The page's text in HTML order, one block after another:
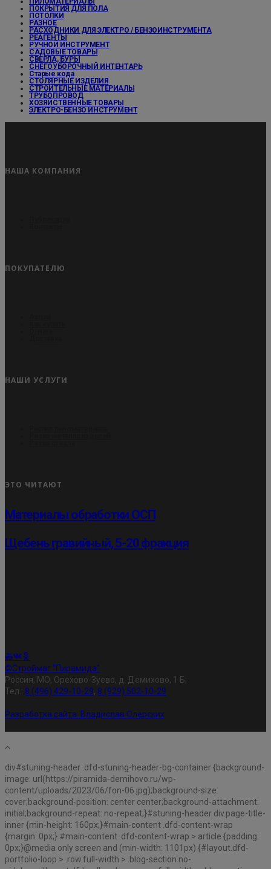
ПОКРЫТИЯ ДЛЯ ПОЛА
ПОТОЛКИ
РАЗНОЕ
РАСХОДНИКИ ДЛЯ ЭЛЕКТРО / БЕНЗОИНСТРУМЕНТА
РЕАГЕНТЫ
РУЧНОЙ ИНСТРУМЕНТ
САДОВЫЕ ТОВАРЫ
СВЕРЛА, БУРЫ
СНЕГОУБОРОЧНЫЙ ИНТЕНТАРЬ
Старые кода
СТОЛЯРНЫЕ ИЗДЕЛИЯ
СТРОИТЕЛЬНЫЕ МАТЕРИАЛЫ
ТРУБОПРОВОД
ХОЗЯЙСТВЕННЫЕ ТОВАРЫ
ЭЛЕКТРО-БЕНЗО ИНСТРУМЕНТ
НАША КОМПАНИЯ
ПОКУПАТЕЛЮ
НАШИ УСЛУГИ
ЭТО ЧИТАЮТ
Материалы обработки ОСП
Щебень гравийный, 5-20 фракция
©Строймаг "Пирамида"
Россия, МО, Орехово-Зуево, д. Демихово, 1 Б;
Тел.: 8 (496) 429-10-29, 8 (929) 502-10-29
Разработка сайта: Владислав Олерских
div#stuning-header .dfd-stuning-header-bg-container {background-
image: url(https://piramida-demihovo.ru/wp-
content/uploads/2023/06/fon-06.jpg);background-size:
cover;background-position: center center;background-attachment:
initial;background-repeat: no-repeat;}#stuning-header div.page-title-
inner {min-height: 160px;}#main-content .dfd-content-wrap
{margin: 0px;} #main-content .dfd-content-wrap > article {padding:
0px;}@media only screen and (min-width: 1101px) {#layout.dfd-
portfolio-loop > .row.full-width > .blog-section.no-